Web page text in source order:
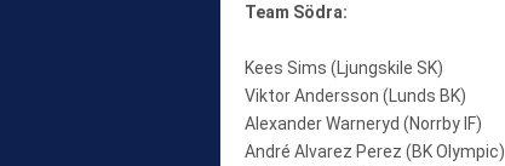
Team Södra:
Kees Sims (Ljungskile SK)
Viktor Andersson (Lunds BK)
Alexander Warneryd (Norrby IF)
André Alvarez Perez (BK Olympic)